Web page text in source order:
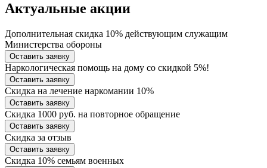
Актуальные акции
Дополнительная скидка 10% действующим служащим
Министерства обороны
Оставить заявку
Наркологическая помощь на дому со скидкой 5%!
Оставить заявку
Скидка на лечение наркомании 10%
Оставить заявку
Скидка 1000 руб. на повторное обращение
Оставить заявку
Скидка за отзыв
Оставить заявку
Скидка 10% семьям военных